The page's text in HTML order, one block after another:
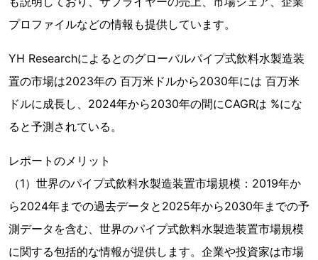
プロファイルなどの情報も提供しています。
YH Researchによるとのグローバルパイプ式飲料水製造装
置の市場は2023年の 百万米ドルから2030年には 百万米
ドルに成長し、2024年から2030年の間にCAGRは %にな
ると予測されている。
レポートのメリット
（1）世界のパイプ式飲料水製造装置市場規模：2019年か
ら2024年までの過去データと2025年から2030年までの予
測データを含む、世界のパイプ式飲料水製造装置市場規模
に関する包括的な情報が提供します。企業や投資家は市場